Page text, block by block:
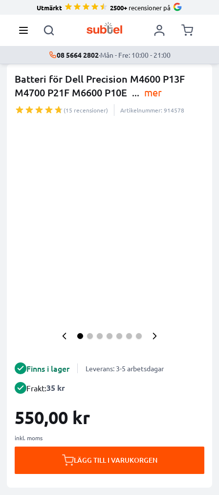
Utmärkt 2500+ recensioner på
08 5664 2802·Mån - Fre: 10:00 - 21:00
Batteri för Dell Precision M4600 P13F
M4700 P21F M6600 P10E ... mer
(15 recensioner) Artikelnummer: 914578
Finns i lager Leverans: 3-5 arbetsdagar
Frakt:35 kr
550,00 kr
inkl. moms
LÄGG TILL I VARUKORGEN